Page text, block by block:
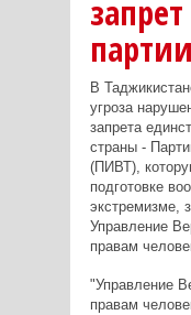
партии
В
угроза
запрета
страны -
(ПИВТ),
подготовке
экстремизме,
Управление
правам
"Управление
правам